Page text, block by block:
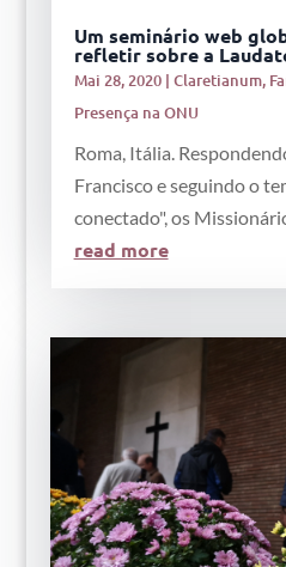
Um seminário web
refletir sobre a
Mai 28, 2020| Claretianum,
Presença na ONU
Roma, Itália.
Francisco e seguindo o
conectado", os
read more